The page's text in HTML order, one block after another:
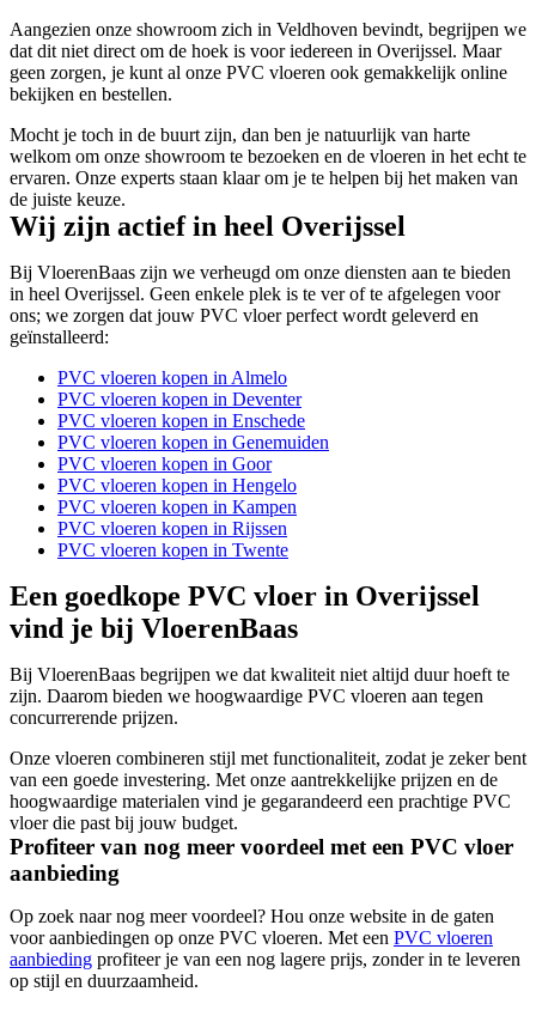
Aangezien onze showroom zich in Veldhoven bevindt, begrijpen we
dat dit niet direct om de hoek is voor iedereen in Overijssel. Maar
geen zorgen, je kunt al onze PVC vloeren ook gemakkelijk online
bekijken en bestellen.
Mocht je toch in de buurt zijn, dan ben je natuurlijk van harte
welkom om onze showroom te bezoeken en de vloeren in het echt te
ervaren. Onze experts staan klaar om je te helpen bij het maken van
de juiste keuze.
Wij zijn actief in heel Overijssel
Bij VloerenBaas zijn we verheugd om onze diensten aan te bieden
in heel Overijssel. Geen enkele plek is te ver of te afgelegen voor
ons; we zorgen dat jouw PVC vloer perfect wordt geleverd en
geïnstalleerd:
PVC vloeren kopen in Almelo
PVC vloeren kopen in Deventer
PVC vloeren kopen in Enschede
PVC vloeren kopen in Genemuiden
PVC vloeren kopen in Goor
PVC vloeren kopen in Hengelo
PVC vloeren kopen in Kampen
PVC vloeren kopen in Rijssen
PVC vloeren kopen in Twente
Een goedkope PVC vloer in Overijssel
vind je bij VloerenBaas
Bij VloerenBaas begrijpen we dat kwaliteit niet altijd duur hoeft te
zijn. Daarom bieden we hoogwaardige PVC vloeren aan tegen
concurrerende prijzen.
Onze vloeren combineren stijl met functionaliteit, zodat je zeker bent
van een goede investering. Met onze aantrekkelijke prijzen en de
hoogwaardige materialen vind je gegarandeerd een prachtige PVC
vloer die past bij jouw budget.
Profiteer van nog meer voordeel met een PVC vloer
aanbieding
Op zoek naar nog meer voordeel? Hou onze website in de gaten
voor aanbiedingen op onze PVC vloeren. Met een PVC vloeren
aanbieding profiteer je van een nog lagere prijs, zonder in te leveren
op stijl en duurzaamheid.